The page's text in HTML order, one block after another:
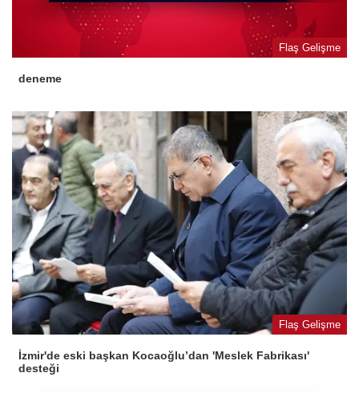
Flaş Gelişme
deneme
Flaş Gelişme
İzmir'de eski başkan Kocaoğlu’dan 'Meslek Fabrikası'
desteği